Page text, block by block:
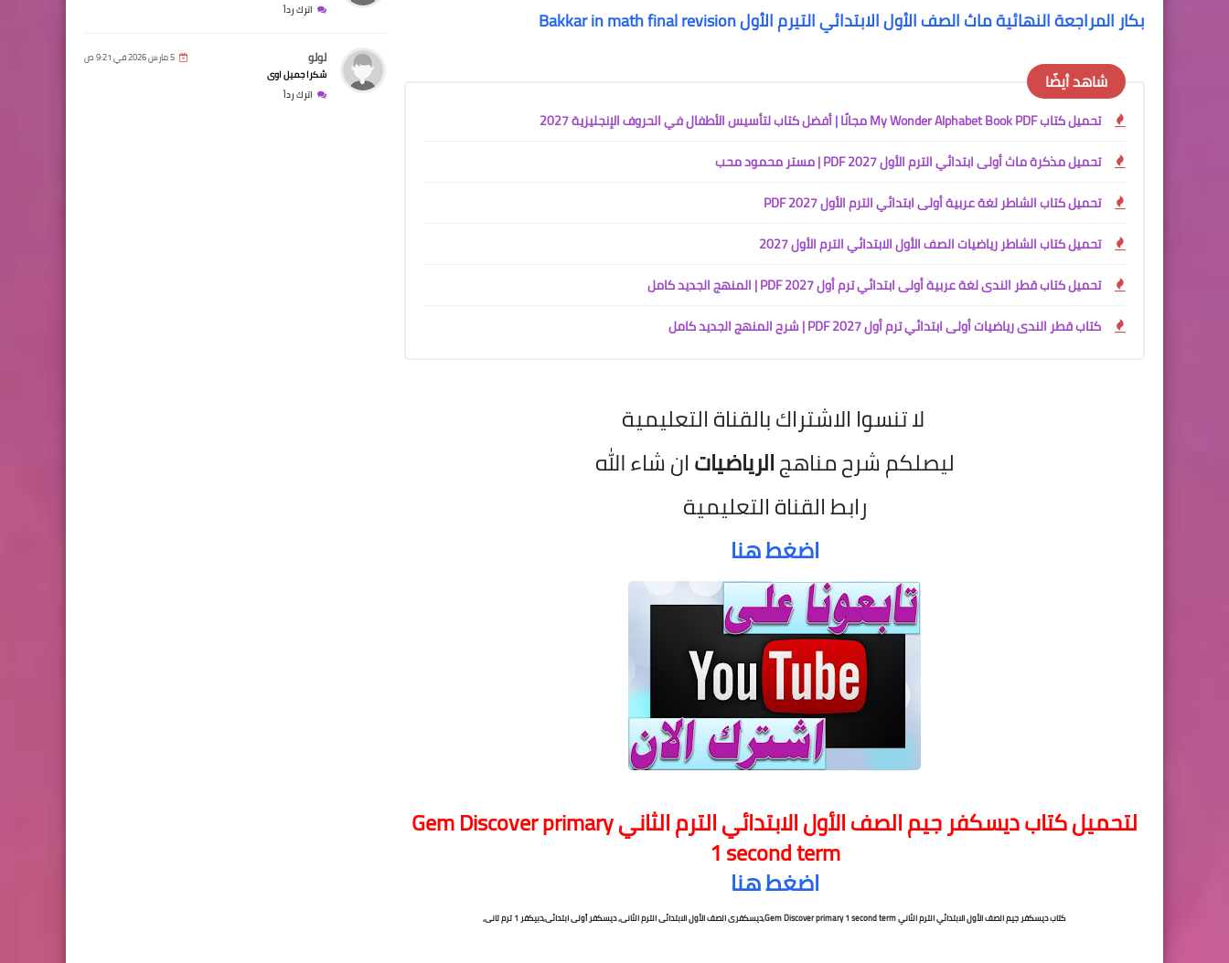
بكار المراجعة النهائية ماث الصف الأول الابتدائي التيرم الأول Bakkar in math final revision
شاهد أيضًا
تحميل كتاب My Wonder Alphabet Book PDF مجانًا | أفضل كتاب لتأسيس الأطفال في الحروف الإنجليزية 2027
تحميل مذكرة ماث أولى ابتدائي الترم الأول 2027 PDF | مستر محمود محب
تحميل كتاب الشاطر لغة عربية أولى ابتدائي الترم الأول 2027 PDF
تحميل كتاب الشاطر رياضيات الصف الأول الابتدائي الترم الأول 2027
تحميل كتاب قطر الندى لغة عربية أولى ابتدائي ترم أول 2027 PDF | المنهج الجديد كامل
كتاب قطر الندى رياضيات أولى ابتدائي ترم أول 2027 PDF | شرح المنهج الجديد كامل
لا تنسوا الاشتراك بالقناة التعليمية
ليصلكم شرح مناهجالرياضياتان شاء الله
رابط القناة التعليمية
اضغط هنا
لتحميل كتاب ديسكفر جيم الصف الأول الابتدائي الترم الثاني Gem Discover primary
1 second term
اضغط هنا
كتاب ديسكفر جيم الصف الأول الابتدائي الترم الثاني Gem Discover primary 1 second term,ديسكفرى الصف الأول الابتدائى الترم الثانى, ديسكفر أولى ابتدائى,دبيكفر 1 ترم تانى,
اترك رداً
لولو 5 مارس 2026 في 9:21 ص
شكرا جميل اوى
اترك رداً